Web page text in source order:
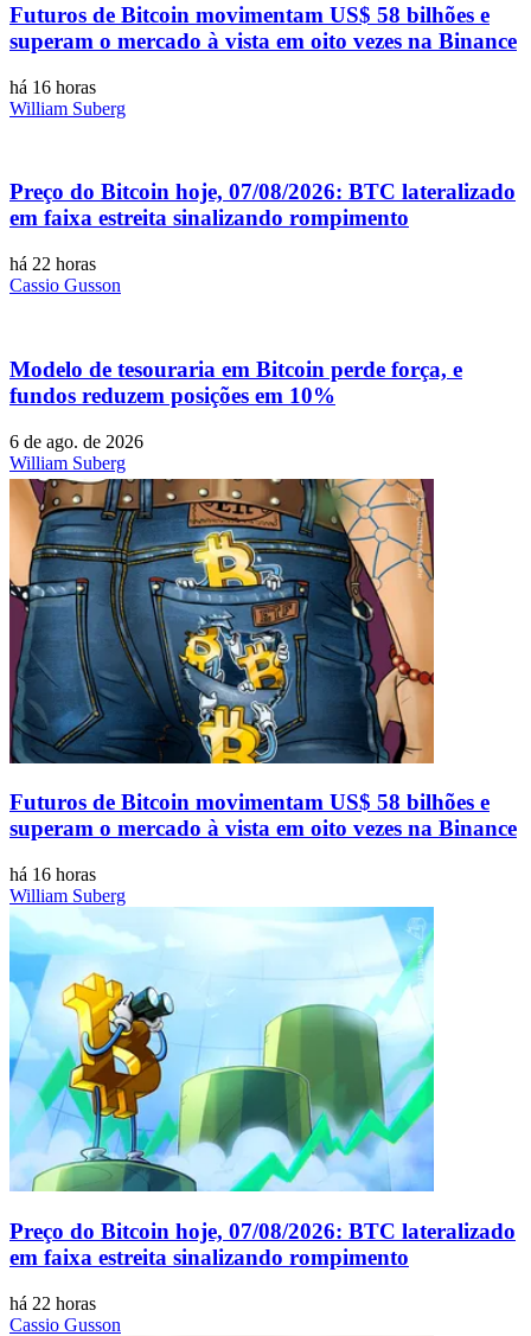
Futuros de Bitcoin movimentam US$ 58 bilhões e
superam o mercado à vista em oito vezes na Binance
há 16 horas
William Suberg
Preço do Bitcoin hoje, 07/08/2026: BTC lateralizado
em faixa estreita sinalizando rompimento
há 22 horas
Cassio Gusson
Modelo de tesouraria em Bitcoin perde força, e
fundos reduzem posições em 10%
6 de ago. de 2026
William Suberg
Futuros de Bitcoin movimentam US$ 58 bilhões e
superam o mercado à vista em oito vezes na Binance
há 16 horas
William Suberg
Preço do Bitcoin hoje, 07/08/2026: BTC lateralizado
em faixa estreita sinalizando rompimento
há 22 horas
Cassio Gusson